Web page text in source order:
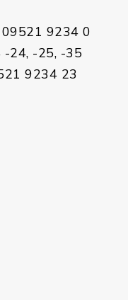
9234 0
24, -25, -35
9234 23